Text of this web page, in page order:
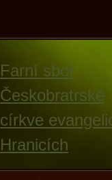
Farní sbor
Českobratrské
církve
Hranicích